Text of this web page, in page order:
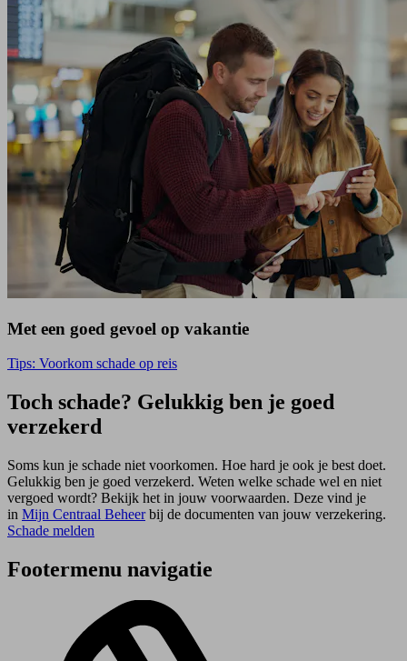
Met een goed gevoel op vakantie
Tips: Voorkom schade op reis
Toch schade? Gelukkig ben je goed
verzekerd
Soms kun je schade niet voorkomen. Hoe hard je ook je best doet.
Gelukkig ben je goed verzekerd. Weten welke schade wel en niet
vergoed wordt? Bekijk het in jouw voorwaarden. Deze vind je
in Mijn Centraal Beheerbij de documenten van jouw verzekering.
Schade melden
Footermenu navigatie